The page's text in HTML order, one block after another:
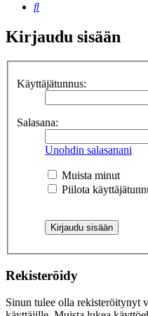
Etsi
Kirjaudu sisään
Käyttäjätunnus:
Salasana:
Unohdin salasanani
Muista minut
Piilota
Rekisteröidy
Sinun tulee olla rekisteröitynyt